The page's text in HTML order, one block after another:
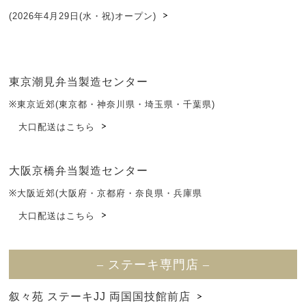
(2026年4月29日(水・祝)オープン)
東京潮見弁当製造センター
※東京近郊(東京都・神奈川県・埼玉県・千葉県)
大口配送はこちら
大阪京橋弁当製造センター
※大阪近郊(大阪府・京都府・奈良県・兵庫県
大口配送はこちら
– ステーキ専門店 –
叙々苑 ステーキJJ 両国国技館前店